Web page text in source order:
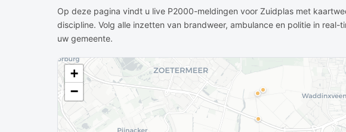
Op deze pagina vindt u live P2000-meldingen voor Zuidplas met
discipline. Volg alle inzetten van brandweer, ambulance en politie in
uw gemeente.
+
−